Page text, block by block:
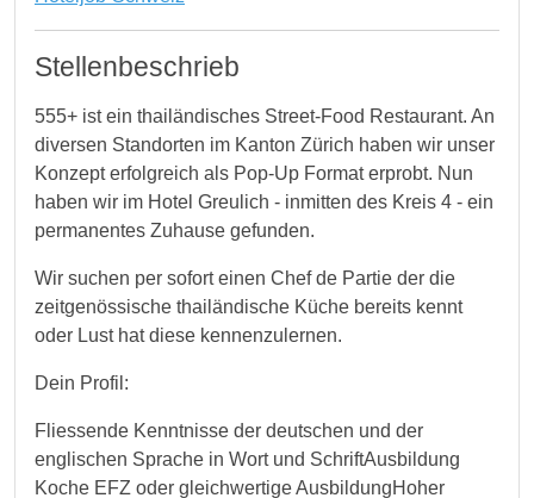
Stellenbeschrieb
555+ ist ein thailändisches Street-Food Restaurant. An
diversen Standorten im Kanton Zürich haben wir unser
Konzept erfolgreich als Pop-Up Format erprobt. Nun
haben wir im Hotel Greulich - inmitten des Kreis 4 - ein
permanentes Zuhause gefunden.
Wir suchen per sofort einen Chef de Partie der die
zeitgenössische thailändische Küche bereits kennt
oder Lust hat diese kennenzulernen.
Dein Profil:
Fliessende Kenntnisse der deutschen und der
englischen Sprache in Wort und SchriftAusbildung
Koche EFZ oder gleichwertige AusbildungHoher